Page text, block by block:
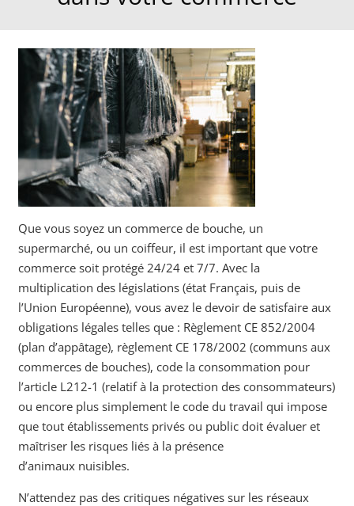
Que vous soyez un commerce de bouche, un
supermarché, ou un coiffeur, il est important que votre
commerce soit protégé 24/24 et 7/7. Avec la
multiplication des législations (état Français, puis de
l’Union Européenne), vous avez le devoir de satisfaire aux
obligations légales telles que : Règlement CE 852/2004
(plan d’appâtage), règlement CE 178/2002 (communs aux
commerces de bouches), code la consommation pour
l’article L212-1 (relatif à la protection des consommateurs)
ou encore plus simplement le code du travail qui impose
que tout établissements privés ou public doit évaluer et
maîtriser les risques liés à la présence
d’animaux nuisibles.
N’attendez pas des critiques négatives sur les réseaux